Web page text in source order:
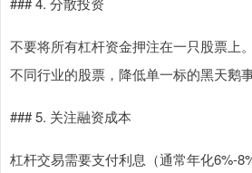
不要将所有杠杆资金押注在一只股票上
不同行业的股票，降低单一标的黑天鹅事
### 5. 关注融资成本
杠杆交易需要支付利息（通常年化6%-